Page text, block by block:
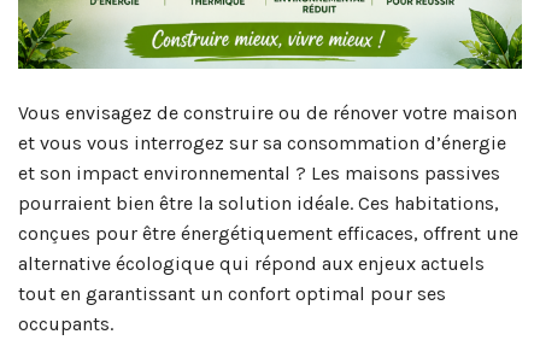
Vous envisagez de construire ou de rénover votre maison
et vous vous interrogez sur sa consommation d’énergie
et son impact environnemental ? Les maisons passives
pourraient bien être la solution idéale. Ces habitations,
conçues pour être énergétiquement efficaces, offrent une
alternative écologique qui répond aux enjeux actuels
tout en garantissant un confort optimal pour ses
occupants.